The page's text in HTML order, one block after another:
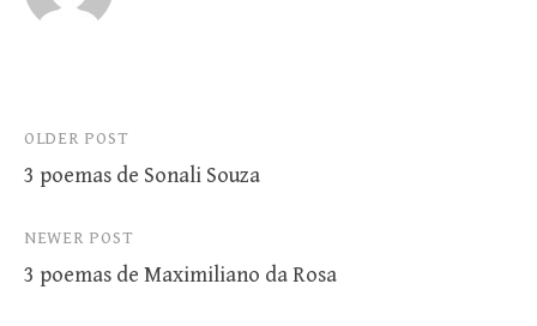
Post
navigation
OLDER POST
3 poemas de Sonali Souza
NEWER POST
3 poemas de Maximiliano da Rosa